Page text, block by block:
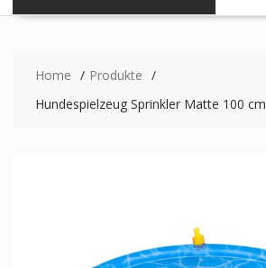
Home
Produkte
Hundespielzeug Sprinkler Matte 100 cm